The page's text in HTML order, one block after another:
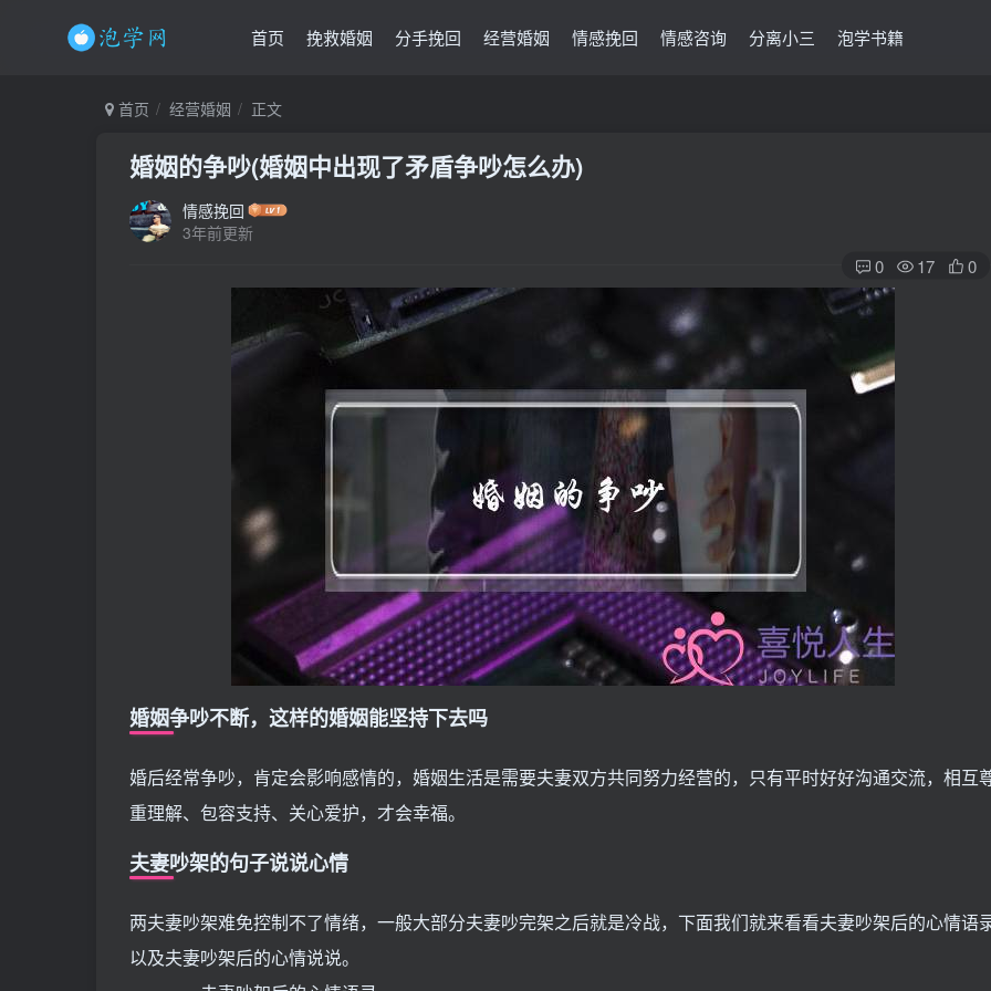
首页 挽救婚姻 分手挽回 经营婚姻 情感挽回 情感咨询 分离小三 泡学书籍
首页 经营婚姻 正文
婚姻的争吵(婚姻中出现了矛盾争吵怎么办)
情感挽回
3年前更新
0 17 0
婚姻争吵不断，这样的婚姻能坚持下去吗
婚后经常争吵，肯定会影响感情的，婚姻生活是需要夫妻双方共同努力经营的，只有平时好好沟通交流，相互
重理解、包容支持、关心爱护，才会幸福。
夫妻吵架的句子说说心情
两夫妻吵架难免控制不了情绪，一般大部分夫妻吵完架之后就是冷战，下面我们就来看看夫妻吵架后的心情语
以及夫妻吵架后的心情说说。